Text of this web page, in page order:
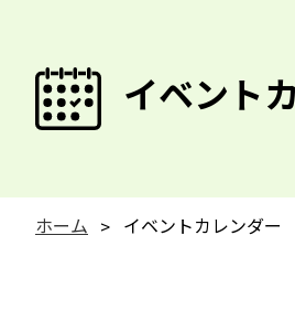
イベント
ホーム イベントカレンダー